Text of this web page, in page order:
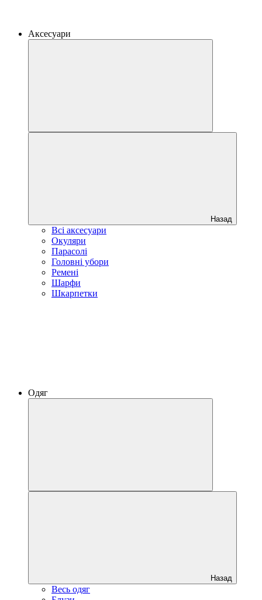
Аксесуари
Назад
Всі аксесуари
Окуляри
Парасолі
Головні убори
Ремені
Шарфи
Шкарпетки
Одяг
Назад
Весь одяг